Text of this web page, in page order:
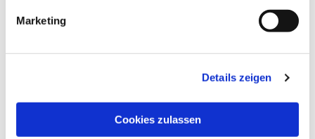
Marketing
Details zeigen
Cookies zulassen